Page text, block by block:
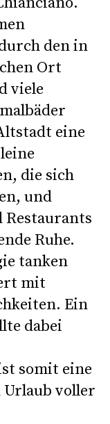
den in
Ort
viele
eine
die sich
und
Restaurants
Ruhe.
tanken
mit
Ein
dabei
somit eine
Urlaub voller